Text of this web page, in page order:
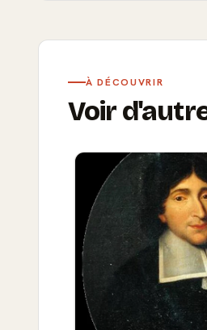
À DÉCOUVRIR
Voir